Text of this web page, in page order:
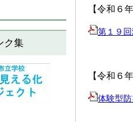
ク集
【令和６
第１９
【令和６
体験型